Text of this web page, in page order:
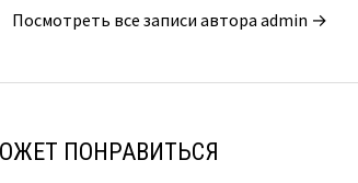
Посмотреть все записи автора admin →
ПОНРАВИТЬСЯ